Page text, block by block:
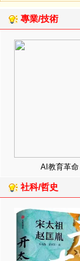
專業/技術
AI教育革命
社科/哲史